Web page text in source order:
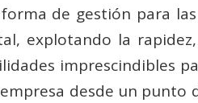
de gestión para
explotando la
imprescindibles
desde un